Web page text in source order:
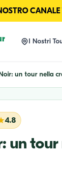
I Nostri
un tour nella
4.8
un